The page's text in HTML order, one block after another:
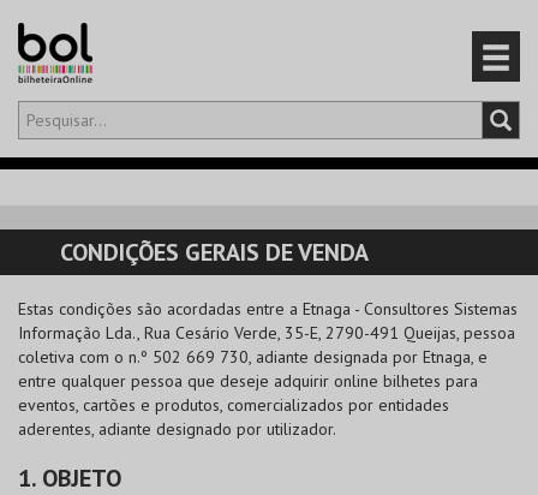
Olá,iniciar sessão
CARRINHO
EVENTOS
CARTÕES
PRODUTOS
CONDIÇÕES GERAIS DE VENDA
Estas condições são acordadas entre a Etnaga - Consultores Sistemas
Informação Lda., Rua Cesário Verde, 35-E, 2790-491 Queijas, pessoa
coletiva com o n.º 502 669 730, adiante designada por Etnaga, e
entre qualquer pessoa que deseje adquirir online bilhetes para
eventos, cartões e produtos, comercializados por entidades
aderentes, adiante designado por utilizador.
1. OBJETO